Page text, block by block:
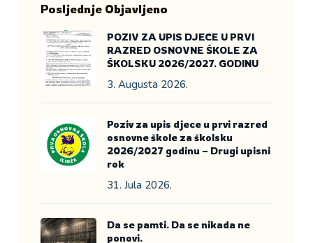
Posljednje Objavljeno
POZIV ZA UPIS DJECE U PRVI
RAZRED OSNOVNE ŠKOLE ZA
ŠKOLSKU 2026/2027. GODINU
3. Augusta 2026.
Poziv za upis djece u prvi razred
osnovne škole za školsku
2026/2027 godinu – Drugi upisni
rok
31. Jula 2026.
Da se pamti. Da se nikada ne
ponovi.